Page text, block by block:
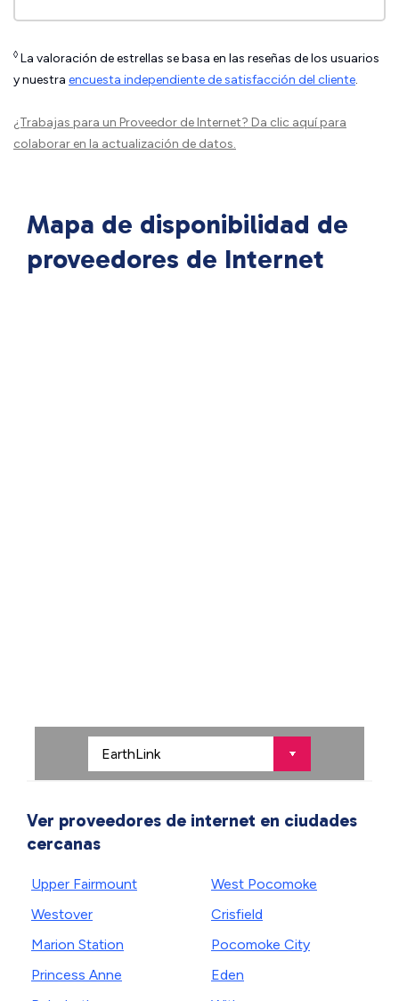
◊ La valoración de estrellas se basa en las reseñas de los usuarios
y nuestra encuesta independiente de satisfacción del cliente.
¿Trabajas para un Proveedor de Internet? Da clic aquípara
colaborar en la actualización de datos.
Mapa de disponibilidad de
proveedores de Internet
Ver proveedores de internet en ciudades
cercanas
Upper Fairmount
Westover
Marion Station
Princess Anne
West Pocomoke
Crisfield
Pocomoke City
Eden